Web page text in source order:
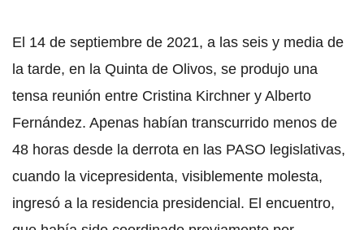
El 14 de septiembre de 2021, a las seis y media de
la tarde, en la Quinta de Olivos, se produjo una
tensa reunión entre Cristina Kirchner y Alberto
Fernández. Apenas habían transcurrido menos de
48 horas desde la derrota en las PASO legislativas,
cuando la vicepresidenta, visiblemente molesta,
ingresó a la residencia presidencial. El encuentro,